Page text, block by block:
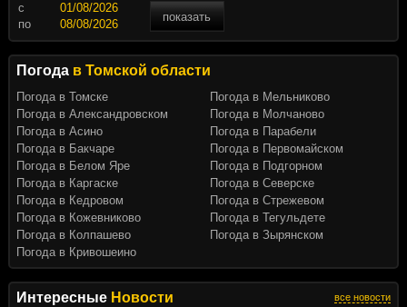
Интересные Новости все новости
c
показать
по
Погода в Томской области
Погода в Томске
Погода в Александровском
Погода в Асино
Погода в Бакчаре
Погода в Белом Яре
Погода в Каргаске
Погода в Кедровом
Погода в Кожевниково
Погода в Колпашево
Погода в Кривошеино
Погода в Мельниково
Погода в Молчаново
Погода в Парабели
Погода в Первомайском
Погода в Подгорном
Погода в Северске
Погода в Стрежевом
Погода в Тегульдете
Погода в Зырянском